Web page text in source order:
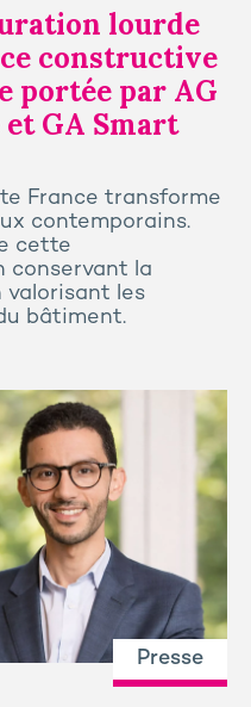
lourde
constructive
portée par AG
et GA Smart
France transforme
contemporains.
cette
conservant la
les
bâtiment.
Presse